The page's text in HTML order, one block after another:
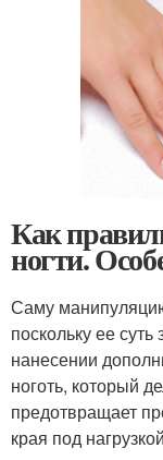
Как
ногти.
Саму
поскольку ее
нанесении
ноготь, который
предотвращает
края под